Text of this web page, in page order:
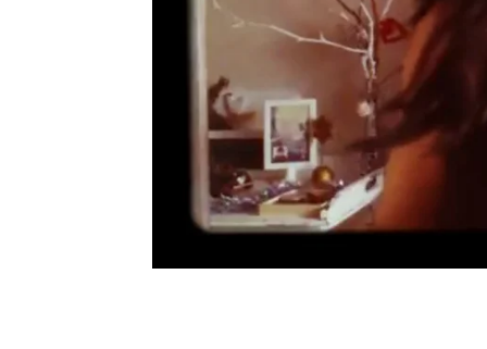
Madrid
14 de febrero de 2018, 18:00
Feliz Año Neox